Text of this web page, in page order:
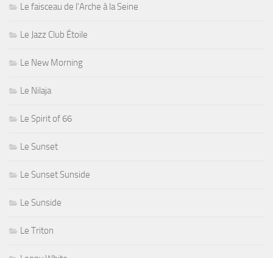
Le faisceau de l'Arche à la Seine
Le Jazz Club Étoile
Le New Morning
Le Nilaja
Le Spirit of 66
Le Sunset
Le Sunset Sunside
Le Sunside
Le Triton